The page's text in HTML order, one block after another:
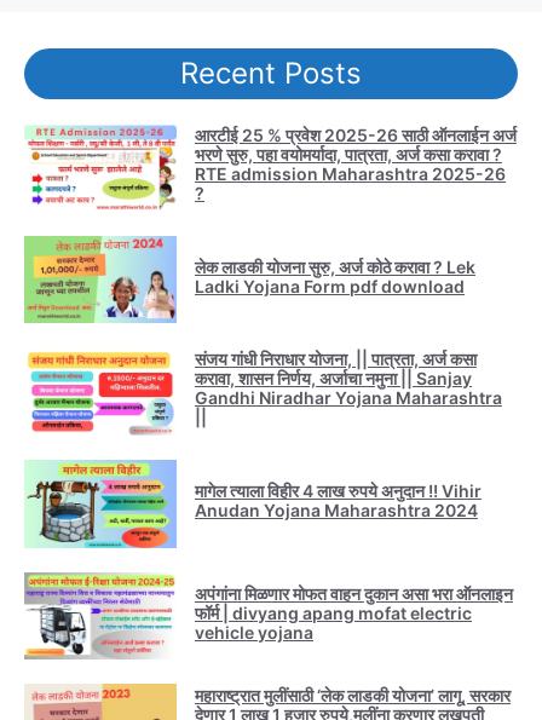
Recent Posts
आरटीई 25 % प्रवेश 2025-26 साठी ऑनलाईन अर्ज
भरणे सुरु, पहा वयोमर्यादा, पात्रता, अर्ज कसा करावा ?
RTE admission Maharashtra 2025-26
?
लेक लाडकी योजना सुरु, अर्ज कोठे करावा ? Lek
Ladki Yojana Form pdf download
संजय गांधी निराधार योजना, || पात्रता, अर्ज कसा
करावा, शासन निर्णय, अर्जाचा नमुना || Sanjay
Gandhi Niradhar Yojana Maharashtra
मागेल त्याला विहीर 4 लाख रुपये अनुदान !! Vihir
Anudan Yojana Maharashtra 2024
अपंगांना मिळणार मोफत वाहन दुकान असा भरा ऑनलाइन
फॉर्म | divyang apang mofat electric
vehicle yojana
महाराष्ट्रात मुलींसाठी ‘लेक लाडकी योजना’ लागू, सरकार
देणार 1 लाख 1 हजार रुपये,मुलींना करणार लखपती